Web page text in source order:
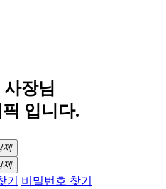
장님
입니다.
제
제
기 비밀번호 찾기